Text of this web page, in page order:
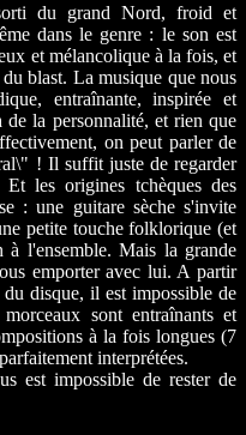
du grand Nord, froid et
dans le genre : le son est
et mélancolique à la fois, et
blast. La musique que nous
entraînante, inspirée et
la personnalité, et rien que
on peut parler de
! Il suffit juste de regarder
les origines tchèques des
: une guitare sèche s'invite
petite touche folklorique (et
à l'ensemble. Mais la grande
emporter avec lui. A partir
disque, il est impossible de
sont entraînants et
à la fois longues (7
interprétées.
est impossible de rester de